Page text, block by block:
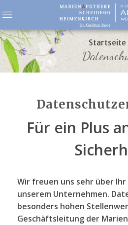
Startseite
Für ein Plus
Wir freuen uns sehr über
unserem Unternehmen.
besonders hohen
Geschäftsleitung der